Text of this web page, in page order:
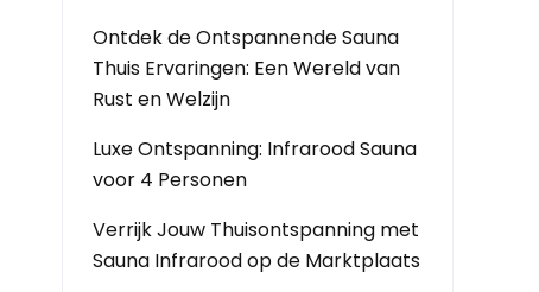
Ontdek de Ontspannende Sauna
Thuis Ervaringen: Een Wereld van
Rust en Welzijn
Luxe Ontspanning: Infrarood Sauna
voor 4 Personen
Verrijk Jouw Thuisontspanning met
Sauna Infrarood op de Marktplaats